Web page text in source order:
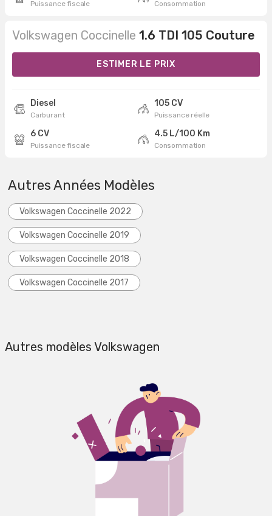
Puissance fiscale Consommation
Volkswagen Coccinelle 1.6 TDI 105 Couture
ESTIMER LE PRIX
Diesel
Carburant
105 CV
Puissance réelle
6 CV
Puissance fiscale
4.5 L/100 Km
Consommation
Autres Années Modèles
Volkswagen Coccinelle 2022
Volkswagen Coccinelle 2019
Volkswagen Coccinelle 2018
Volkswagen Coccinelle 2017
Autres modèles Volkswagen